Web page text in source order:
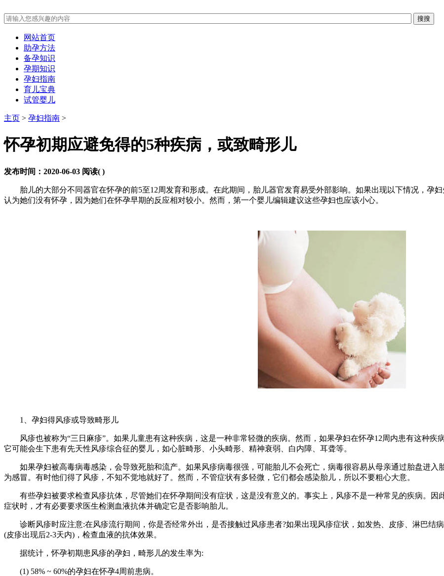
网站首页
助孕方法
备孕知识
孕期知识
孕妇指南
育儿宝典
试管婴儿
主页 > 孕妇指南 >
怀孕初期应避免得的5种疾病，或致畸形儿
发布时间：2020-06-03 阅读( )
胎儿的大部分不同器官在怀孕的前5至12周发育和形成。在此期间，胎儿器官发育易受外部影响。如果出现以下情况，孕
认为她们没有怀孕，因为她们在怀孕早期的反应相对较小。然而，第一个婴儿编辑建议这些孕妇也应该小心。
1、孕妇得风疹或导致畸形儿
风疹也被称为“三日麻疹”。如果儿童患有这种疾病，这是一种非常轻微的疾病。然而，如果孕妇在怀孕12周内患有这种疾
它可能会生下患有先天性风疹综合征的婴儿，如心脏畸形、小头畸形、精神衰弱、白内障、耳聋等。
如果孕妇被高毒病毒感染，会导致死胎和流产。如果风疹病毒很强，可能胎儿不会死亡，病毒很容易从母亲通过胎盘进入
为感冒。有时他们得了风疹，不知不觉地就好了。然而，不管症状有多轻微，它们都会感染胎儿，所以不要粗心大意。
有些孕妇被要求检查风疹抗体，尽管她们在怀孕期间没有症状，这是没有意义的。事实上，风疹不是一种常见的疾病。因
症状时，才有必要要求医生检测血液抗体并确定它是否影响胎儿。
诊断风疹时应注意:在风疹流行期间，你是否经常外出，是否接触过风疹患者?如果出现风疹症状，如发热、皮疹、淋巴结
(皮疹出现后2-3天内)，检查血液的抗体效果。
据统计，怀孕初期患风疹的孕妇，畸形儿的发生率为:
(1) 58% ~ 60%的孕妇在怀孕4周前患病。